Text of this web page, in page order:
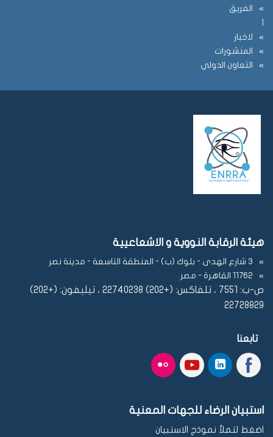
الفريق
لاخبار
المنشورات
التعاون الدولي
هيئة الرقابة النووية و الاشعاعيية
3 شارع الهدى - بلوك (ب) - المنطقة التاسعة - مدينة نصر
11762 القاهرة - مصر
ص-ب: 7551 ، تلفاكس: (+202) 22740238 ، تيليفون: (+202)
22728829
تابعنا
استبيان الرضاء للجهات المعنية
اضغط لتملأ نموذج الاستبيان